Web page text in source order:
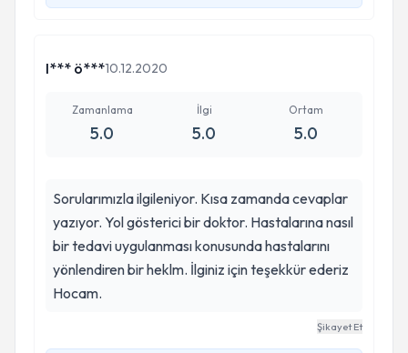
I*** ö***10.12.2020
Zamanlama
5.0
İlgi
5.0
Ortam
5.0
Sorularımızla ilgileniyor. Kısa zamanda cevaplar
yazıyor. Yol gösterici bir doktor. Hastalarına nasıl
bir tedavi uygulanması konusunda hastalarını
yönlendiren bir heklm. İlginiz için teşekkür ederiz
Hocam.
Şikayet Et